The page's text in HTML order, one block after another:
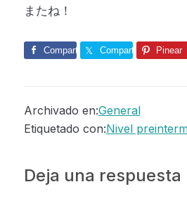
またね！
Comparte Comparte Pinear
Archivado en:General
Etiquetado con:Nivel
Interacciones
Deja una respuesta